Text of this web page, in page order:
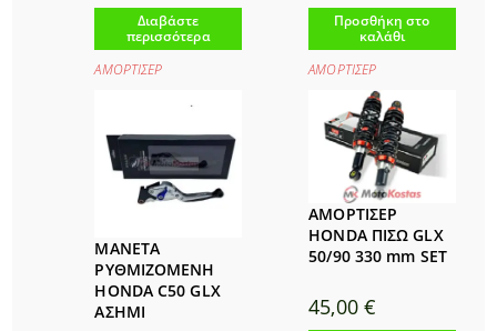
Διαβάστε
περισσότερα
ΑΜΟΡΤΙΣΕΡ
Προσθήκη στο
καλάθι
ΑΜΟΡΤΙΣΕΡ
ΜΑΝΕΤΑ
ΡΥΘΜΙΖΟΜΕΝΗ
HONDA C50 GLX
ΑΣΗΜΙ
ΑΜΟΡΤΙΣΕΡ
HONDA ΠΙΣΩ GLX
50/90 330 mm SET
45,00 €